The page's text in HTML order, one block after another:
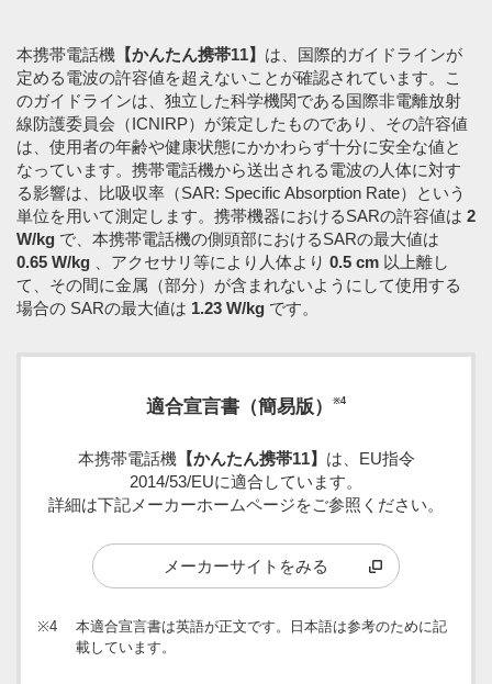
本携帯電話機 【かんたん携帯11】 は、国際的ガイドラインが
定める電波の許容値を超えないことが確認されています。こ
のガイドラインは、独立した科学機関である国際非電離放射
線防護委員会（ICNIRP）が策定したものであり、その許容値
は、使用者の年齢や健康状態にかかわらず十分に安全な値と
なっています。携帯電話機から送出される電波の人体に対す
る影響は、比吸収率（SAR: Specific Absorption Rate）という
単位を用いて測定します。携帯機器におけるSARの許容値は 2
W/kg で、本携帯電話機の側頭部におけるSARの最大値は
0.65 W/kg 、アクセサリ等により人体より 0.5 cm 以上離し
て、その間に金属（部分）が含まれないようにして使用する
場合の SARの最大値は 1.23 W/kg です。
適合宣言書（簡易版） ※4
本携帯電話機【かんたん携帯11】 は、EU指令
2014/53/EUに適合しています。
詳細は下記メーカーホームページをご参照ください。
メーカーサイトをみる
※4
本適合宣言書は英語が正文です。日本語は参考のために記
載しています。